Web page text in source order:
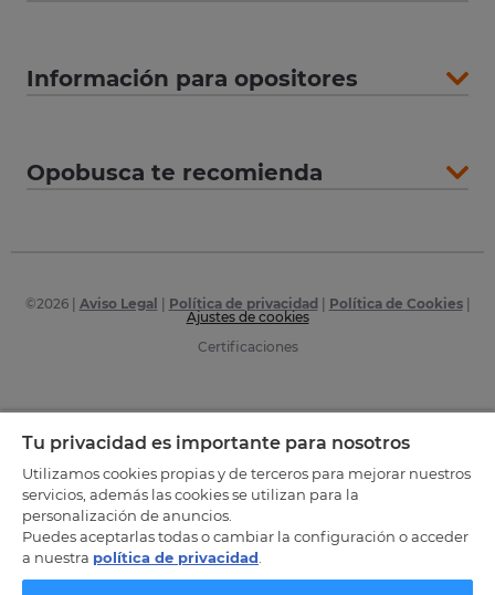
Información para opositores
Opobusca te recomienda
©2026| Aviso Legal Política de privacidad Política de Cookies|
Ajustes de cookies
Certificaciones
Tu privacidad es importante para nosotros
Utilizamos cookies propias y de terceros para mejorar nuestros
servicios, además las cookies se utilizan para la
personalización de anuncios.
Puedes aceptarlas todas o cambiar la configuración o acceder
a nuestra política de privacidad